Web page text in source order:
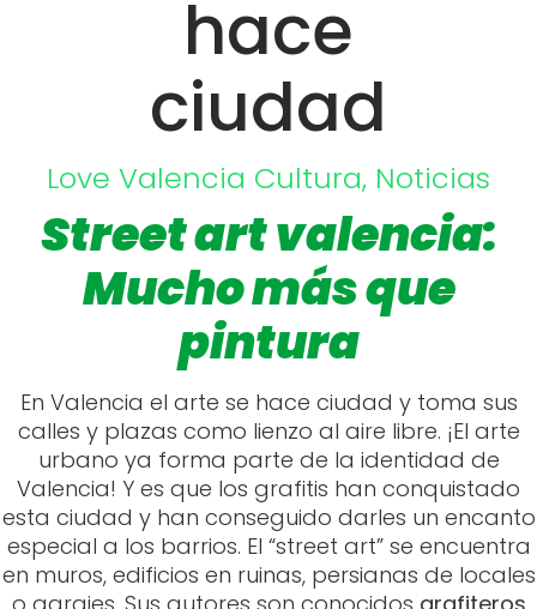
Love Valencia Cultura
Street art valencia:
Mucho más que
pintura
En Valencia el arte se hace ciudad y toma sus
calles y plazas como lienzo al aire libre. ¡El arte
urbano ya forma parte de la identidad de
Valencia! Y es que los grafitis han conquistado
esta ciudad y han conseguido darles un encanto
especial a los barrios. El “street art” se encuentra
en muros, edificios en ruinas, persianas de locales
o garajes. Sus autores son conocidosgrafiteros
nacionales e internacionales. Por eso, vamos a
ver cuáles son algunos de los grafitis que han
llenado las calles de Valencia de arte y cuál es
su estilo. Hoy hablamos de “Street art valencia: el
arte se hace ciudad…”.